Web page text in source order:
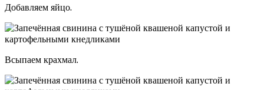
Добавляем яйцо.
Всыпаем крахмал.